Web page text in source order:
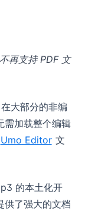
再支持 PDF 文
大部分的非编
需加载整个编辑
Umo Editor 文
的本土化开
供了强大的文档